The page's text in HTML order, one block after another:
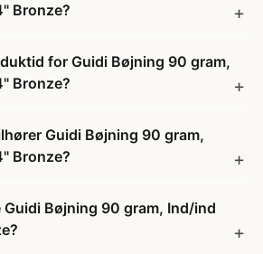
Bronze?
for Guidi Bøjning 90 gram,
Bronze?
Guidi Bøjning 90 gram,
Bronze?
Guidi Bøjning 90 gram, Ind/ind